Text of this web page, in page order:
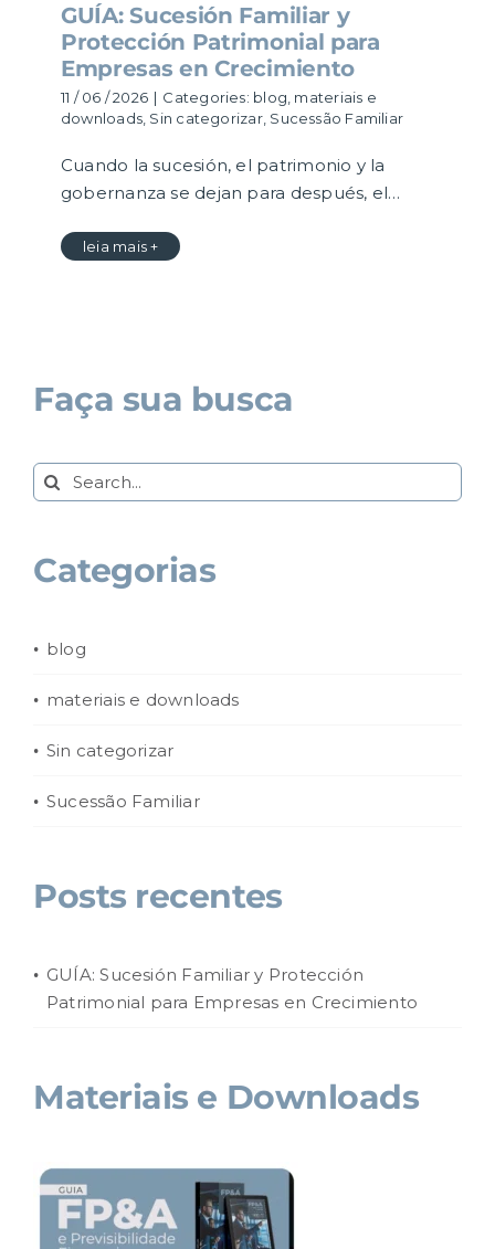
CONTACTO
GUÍA: Sucesión Familiar y
Protección Patrimonial para
Empresas en Crecimiento
11 / 06 / 2026 | Categories: blog materiais e
downloads Sin categorizar, Sucessão Familiar
Cuando la sucesión, el patrimonio y la
gobernanza se dejan para después, el…
leia mais +
Faça sua busca
Search
for:
Categorias
blog
materiais e downloads
Sin categorizar
Sucessão Familiar
Posts recentes
GUÍA: Sucesión Familiar y Protección
Patrimonial para Empresas en Crecimiento
Materiais e Downloads